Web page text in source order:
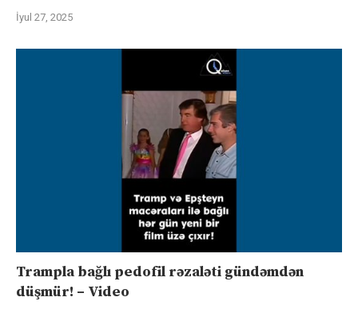
İyul 27, 2025
Trampla bağlı pedofil rəzaləti gündəmdən
düşmür! – Video